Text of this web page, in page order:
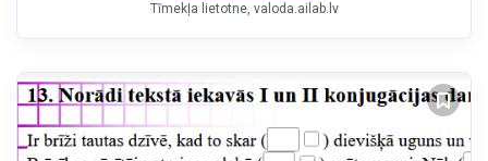
Tīmekļa lietotne valoda.ailab.lv